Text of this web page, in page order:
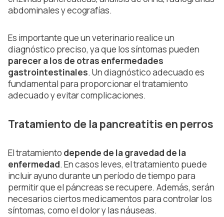
abdominales y ecografías.
Es importante que un veterinario realice un
diagnóstico preciso, ya que los síntomas pueden
parecer a los de otras enfermedades
gastrointestinales. Un diagnóstico adecuado es
fundamental para proporcionar el tratamiento
adecuado y evitar complicaciones.
Tratamiento de la pancreatitis en perros
El tratamiento depende de la gravedad de la
enfermedad. En casos leves, el tratamiento puede
incluir ayuno durante un período de tiempo para
permitir que el páncreas se recupere. Además, serán
necesarios ciertos medicamentos para controlar los
síntomas, como el dolor y las náuseas.